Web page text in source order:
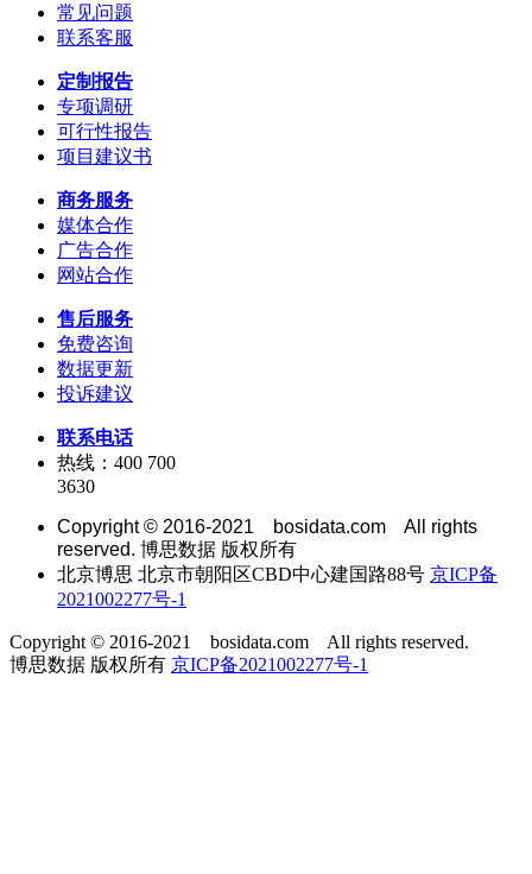
常见问题
联系客服
定制报告
专项调研
可行性报告
项目建议书
商务服务
媒体合作
广告合作
网站合作
售后服务
免费咨询
数据更新
投诉建议
联系电话
热线：400 700
3630
Copyright © 2016-2021 bosidata.com All rights
reserved. 博思数据 版权所有
北京博思 北京市朝阳区CBD中心建国路88号 京ICP备
2021002277号-1
Copyright © 2016-2021 bosidata.com All rights reserved.
博思数据 版权所有 京ICP备2021002277号-1